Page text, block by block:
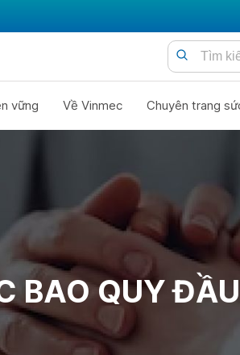
vững Về Vinmec Chuyên trang
BAO QUY